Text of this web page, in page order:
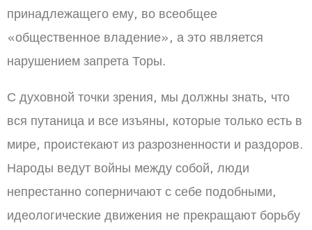
принадлежащего ему, во всеобщее
«общественное владение», а это является
нарушением запрета Торы.
С духовной точки зрения, мы должны знать, что
вся путаница и все изъяны, которые только есть в
мире, проистекают из разрозненности и раздоров.
Народы ведут войны между собой, люди
непрестанно соперничают с себе подобными,
идеологические движения не прекращают борьбу